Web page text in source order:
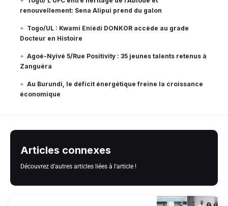
renouvellement: Sena Alipui prend du galon
Togo/UL : Kwami Eniédi DONKOR accède au grade
Docteur en Histoire
Agoè-Nyivé 5/Rue Positivity : 35 jeunes talents retenus à
Zanguéra
Au Burundi, le déficit énergétique freine la croissance
économique
Articles connexes
Découvrez d'autres articles liées à l'article !